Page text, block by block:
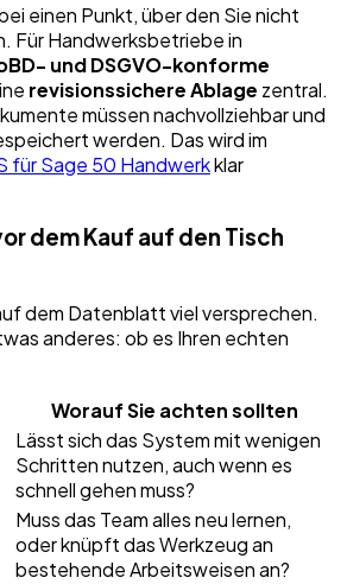
einen Punkt, über den Sie nicht
Für Handwerksbetriebe in
und DSGVO-konforme
revisionssichere Ablage zentral.
müssen nachvollziehbar und
werden. Das wird im
für Sage 50 Handwerkklar
dem Kauf auf den Tisch
dem Datenblatt viel versprechen.
anderes: ob es Ihren echten
Worauf Sie achten sollten
Lässt sich das System mit wenigen
Schritten nutzen, auch wenn es
schnell gehen muss?
Muss das Team alles neu lernen,
oder knüpft das Werkzeug an
bestehende Arbeitsweisen an?